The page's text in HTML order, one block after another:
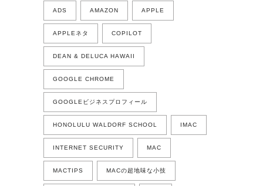
ADS AMAZON APPLE
APPLEネタ COPILOT
DEAN & DELUCA HAWAII
GOOGLE CHROME
GOOGLEビジネスプロフィール
HONOLULU WALDORF SCHOOL IMAC
INTERNET SECURITY MAC
MACTIPS MACの超地味な小技